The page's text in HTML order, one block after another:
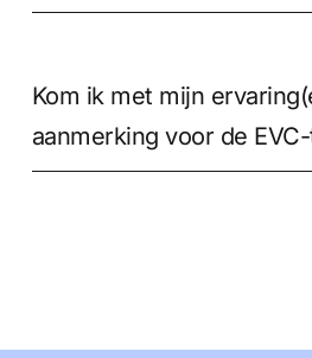
Kom ik met mijn
aanmerking voor de